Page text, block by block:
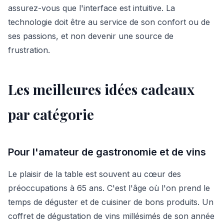
assurez-vous que l'interface est intuitive. La
technologie doit être au service de son confort ou de
ses passions, et non devenir une source de
frustration.
Les meilleures idées cadeaux
par catégorie
Pour l'amateur de gastronomie et de vins
Le plaisir de la table est souvent au cœur des
préoccupations à 65 ans. C'est l'âge où l'on prend le
temps de déguster et de cuisiner de bons produits. Un
coffret de dégustation de vins millésimés de son année